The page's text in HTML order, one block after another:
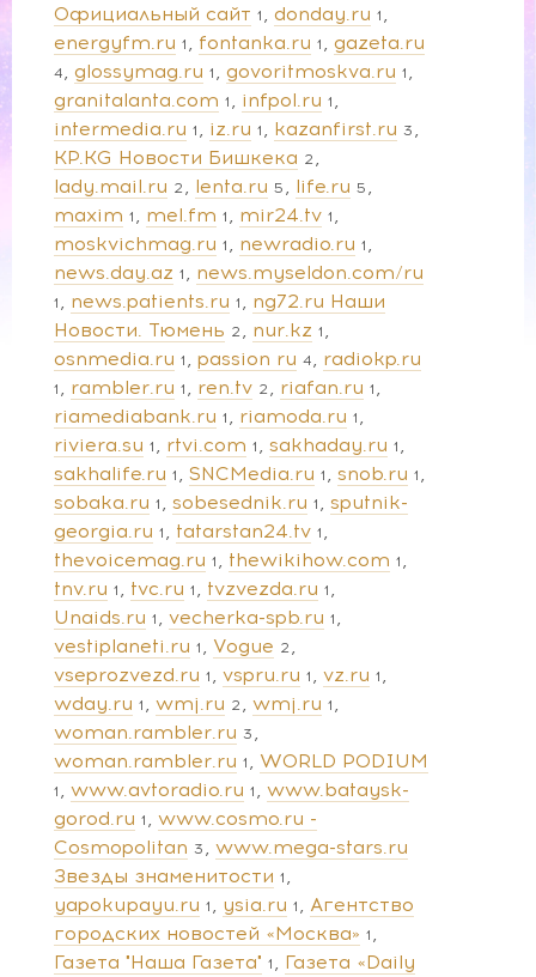
Официальный сайт 1 donday.ru 1
energyfm.ru 1 fontanka.ru 1 gazeta.ru
4 glossymag.ru 1 govoritmoskva.ru 1
granitalanta.com 1 infpol.ru 1
intermedia.ru 1 iz.ru 1 kazanfirst.ru 3
KP.KG Новости Бишкека 2
lady.mail.ru 2 lenta.ru 5 life.ru 5
maxim 1 mel.fm 1 mir24.tv 1
moskvichmag.ru 1 newradio.ru 1
news.day.az 1 news.myseldon.com/ru
1 news.patients.ru 1
ng72.ru Наши
Новости. Тюмень 2 nur.kz 1
osnmedia.ru 1 passion ru 4 radiokp.ru
1 rambler.ru 1 ren.tv 2 riafan.ru 1
riamediabank.ru 1 riamoda.ru 1
riviera.su 1 rtvi.com 1 sakhaday.ru 1
sakhalife.ru 1 SNCMedia.ru 1 snob.ru 1
sobaka.ru 1 sobesednik.ru 1
sputnik-
georgia.ru 1 tatarstan24.tv 1
thevoicemag.ru 1 thewikihow.com 1
tnv.ru 1 tvc.ru 1 tvzvezda.ru 1
Unaids.ru 1 vecherka-spb.ru 1
vestiplaneti.ru 1 Vogue 2
vseprozvezd.ru 1 vspru.ru 1 vz.ru 1
wday.ru 1 wmj.ru 2 wmj.ru 1
woman.rambler.ru 3
woman.rambler.ru 1 WORLD PODIUM
1 www.avtoradio.ru 1
www.bataysk-
gorod.ru 1
www.cosmo.ru -
Cosmopolitan 3
www.mega-stars.ru
Звезды знаменитости 1
yapokupayu.ru 1 ysia.ru 1
Агентство
городских новостей «Москва» 1
Газета "Наша Газета" 1
Газета «Daily